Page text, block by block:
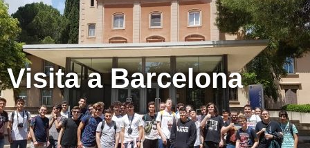
Visita a Barcelona